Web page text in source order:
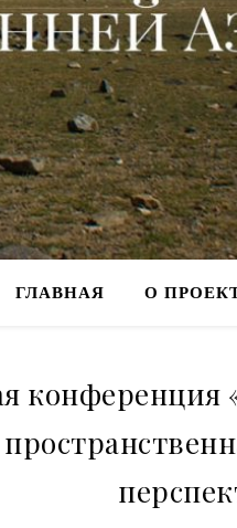
ГЛАВНАЯ О
конференция